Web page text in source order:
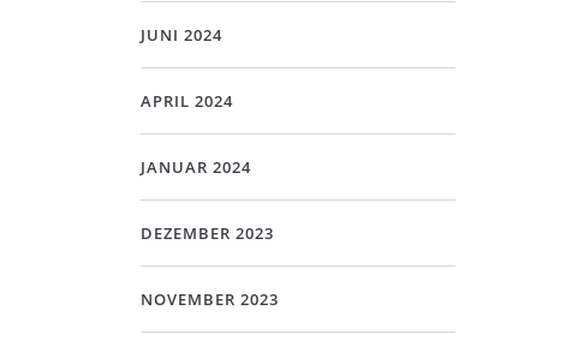
JUNI 2024
APRIL 2024
JANUAR 2024
DEZEMBER 2023
NOVEMBER 2023